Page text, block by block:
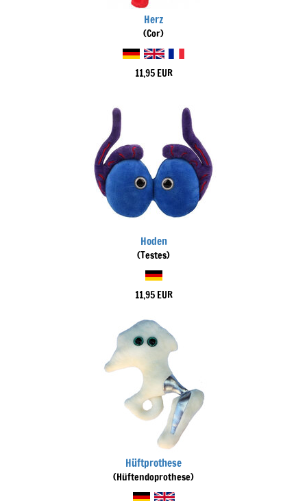
Herz
(Cor)
11,95 EUR
Hoden
(Testes)
11,95 EUR
Hüftprothese
(Hüftendoprothese)